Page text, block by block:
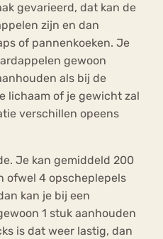
gevarieerd, dat kan de
zijn en dan
of pannenkoeken. Je
gewoon
als bij de
lichaam of je gewicht zal
verschillen opeens
Je kan gemiddeld 200
ofwel 4 opscheplepels
kan je bij een
1 stuk aanhouden
is dat weer lastig, dan